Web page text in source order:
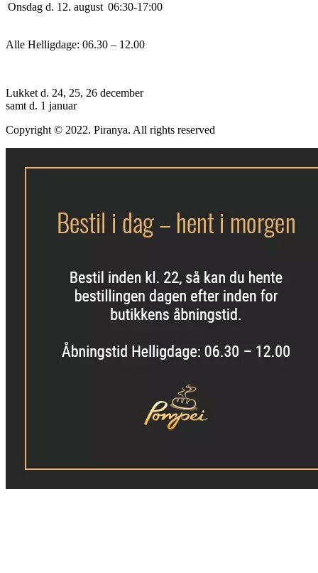
Onsdag d. 12. august 06:30-17:00
Alle Helligdage: 06.30 – 12.00
Lukket d. 24, 25, 26 december
samt d. 1 januar
Copyright © 2022. Piranya. All rights reserved